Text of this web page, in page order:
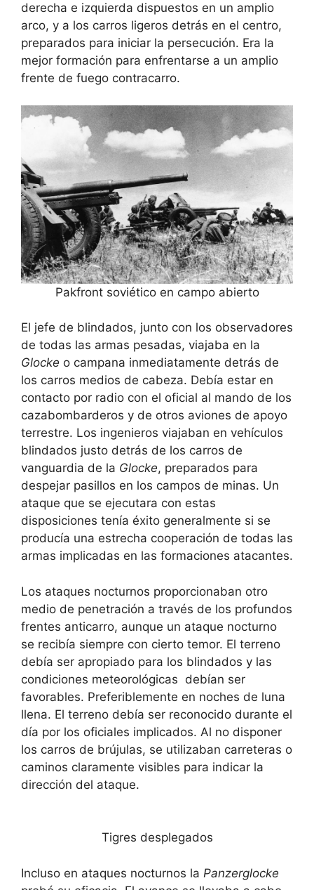
derecha e izquierda dispuestos en un amplio
arco, y a los carros ligeros detrás en el centro,
preparados para iniciar la persecución. Era la
mejor formación para enfrentarse a un amplio
frente de fuego contracarro.
Pakfront soviético en campo abierto
El jefe de blindados, junto con los observadores
de todas las armas pesadas, viajaba en la
Glocke o campana inmediatamente detrás de
los carros medios de cabeza. Debía estar en
contacto por radio con el oficial al mando de los
cazabombarderos y de otros aviones de apoyo
terrestre. Los ingenieros viajaban en vehículos
blindados justo detrás de los carros de
vanguardia de la Glocke, preparados para
despejar pasillos en los campos de minas. Un
ataque que se ejecutara con estas
disposiciones tenía éxito generalmente si se
producía una estrecha cooperación de todas las
armas implicadas en las formaciones atacantes.
Los ataques nocturnos proporcionaban otro
medio de penetración a través de los profundos
frentes anticarro, aunque un ataque nocturno
se recibía siempre con cierto temor. El terreno
debía ser apropiado para los blindados y las
condiciones meteorológicas debían ser
favorables. Preferiblemente en noches de luna
llena. El terreno debía ser reconocido durante el
día por los oficiales implicados. Al no disponer
los carros de brújulas, se utilizaban carreteras o
caminos claramente visibles para indicar la
dirección del ataque.
Tigres desplegados
Incluso en ataques nocturnos la Panzerglocke